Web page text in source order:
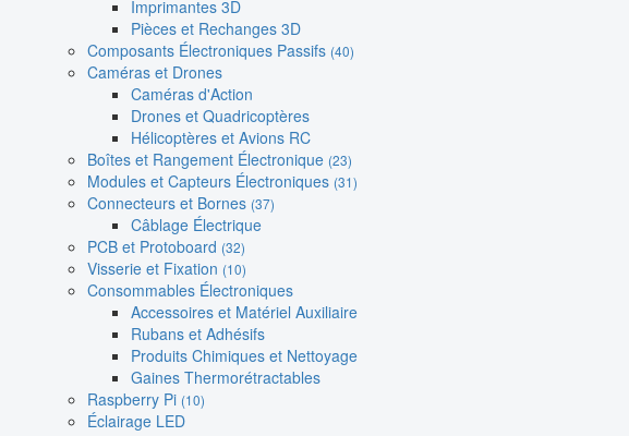
Imprimantes 3D
Pièces et Rechanges 3D
Composants Électroniques Passifs (40)
Caméras et Drones
Caméras d'Action
Drones et Quadricoptères
Hélicoptères et Avions RC
Boîtes et Rangement Électronique (23)
Modules et Capteurs Électroniques (31)
Connecteurs et Bornes (37)
Câblage Électrique
PCB et Protoboard (32)
Visserie et Fixation (10)
Consommables Électroniques
Accessoires et Matériel Auxiliaire
Rubans et Adhésifs
Produits Chimiques et Nettoyage
Gaines Thermorétractables
Raspberry Pi (10)
Éclairage LED